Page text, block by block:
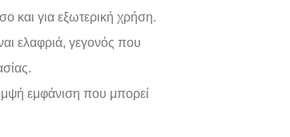
και για εξωτερική χρήση.
ελαφριά, γεγονός που
εμφάνιση που μπορεί